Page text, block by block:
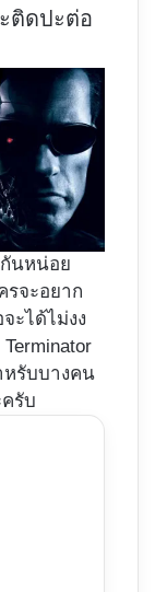
ติดปะต่อ
นหน่อย
รจะอยาก
ะได้ไม่งง
หรับบางคน
รับ